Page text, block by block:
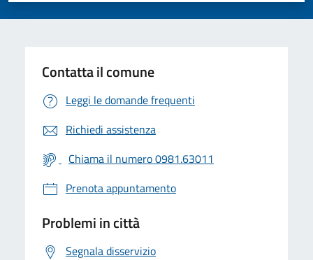
Contatta il comune
Leggi le domande frequenti
Richiedi assistenza
Chiama il numero 0981.63011
Prenota appuntamento
Problemi in città
Segnala disservizio